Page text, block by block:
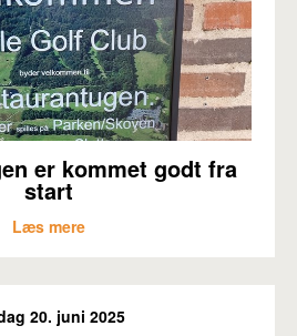
er kommet godt fra
start
Læs mere
20. juni 2025